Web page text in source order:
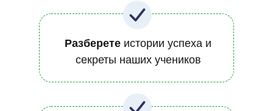
Разберете истории успеха и
секреты наших учеников